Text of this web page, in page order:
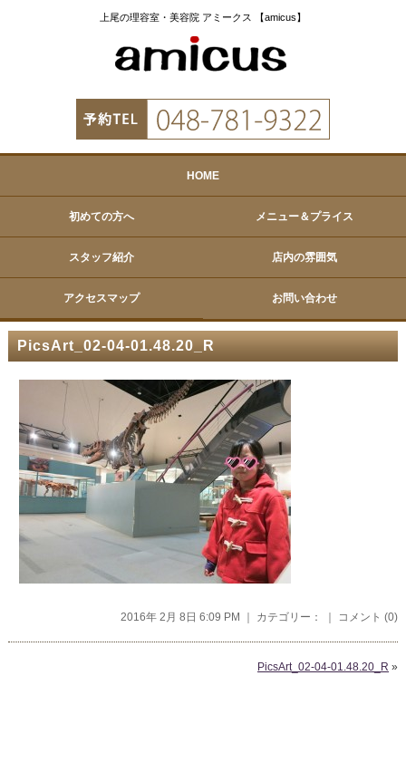
上尾の理容室・美容院 アミークス 【amicus】
HOME
初めての方へ メニュー＆プライス
スタッフ紹介 店内の雰囲気
アクセスマップ お問い合わせ
PicsArt_02-04-01.48.20_R
2016年 2月 8日 6:09 PM ｜ カテゴリー： ｜ コメント (0)
PicsArt_02-04-01.48.20_R »